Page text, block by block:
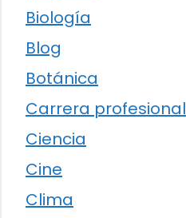
Biología
Blog
Botánica
Carrera profesional
Ciencia
Cine
Clima